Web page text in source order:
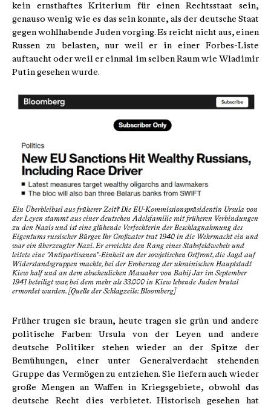
kein ernsthaftes Kriterium für einen Rechtsstaat sein,
genauso wenig wie es das sein konnte, als der deutsche Staat
gegen wohlhabende Juden vorging. Es reicht nicht aus, einen
Russen zu belasten, nur weil er in einer Forbes-Liste
auftaucht oder weil er einmal im selben Raum wie Wladimir
Putin gesehen wurde.
Ein Überbleibsel aus früherer Zeit? Die EU-Kommissionspräsidentin Ursula von
der Leyen stammt aus einer deutschen Adelsfamilie mit früheren Verbindungen
zu den Nazis und ist eine glühende Verfechterin der Beschlagnahmung des
Eigentums russischer Bürger. Ihr Großvater trat 1940 in die Wehrmacht ein und
war ein überzeugter Nazi. Er erreichte den Rang eines Stabsfeldwebels und
leitete eine "Antipartisanen"-Einheit an der sowjetischen Ostfront, die Jagd auf
Widerstandsgruppen machte, bei der Eroberung der ukrainischen Hauptstadt
Kiew half und an dem abscheulichen Massaker von Babij Jar im September
1941 beteiligt war, bei dem mehr als 33.000 in Kiew lebende Juden brutal
ermordet wurden. [Quelle der Schlagzeile: Bloomberg]
Früher trugen sie braun, heute tragen sie grün und andere
politische Farben: Ursula von der Leyen und andere
deutsche Politiker stehen wieder an der Spitze der
Bemühungen, einer unter Generalverdacht stehenden
Gruppe das Vermögen zu entziehen. Sie liefern auch wieder
große Mengen an Waffen in Kriegsgebiete, obwohl das
deutsche Recht dies verbietet. Historisch gesehen hat